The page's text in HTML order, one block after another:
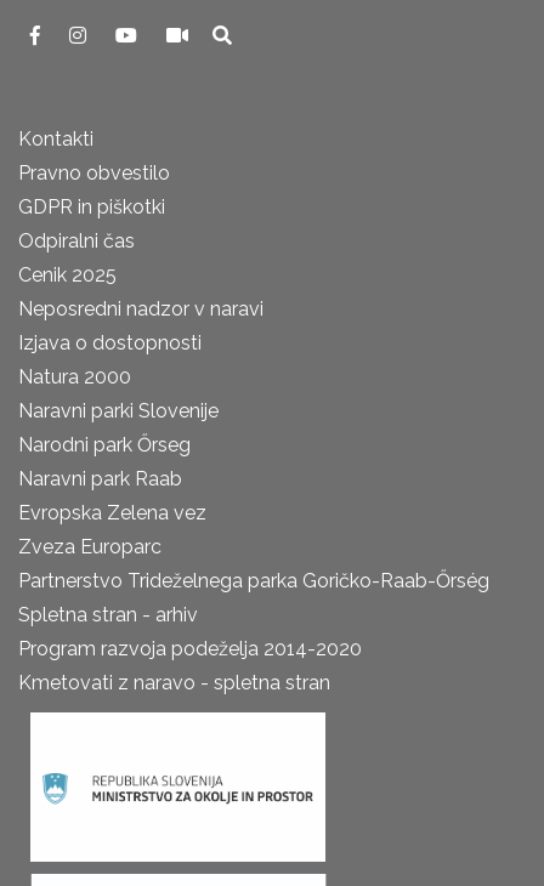
Kontakti
Pravno obvestilo
GDPR in piškotki
Odpiralni čas
Cenik 2025
Neposredni nadzor v naravi
Izjava o dostopnosti
Natura 2000
Naravni parki Slovenije
Narodni park Őrseg
Naravni park Raab
Evropska Zelena vez
Zveza Europarc
Partnerstvo Trideželnega parka Goričko-Raab-Őrség
Spletna stran - arhiv
Program razvoja podeželja 2014-2020
Kmetovati z naravo - spletna stran